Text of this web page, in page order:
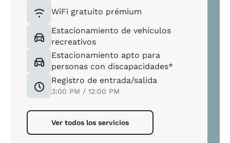
WiFi gratuito prémium
Estacionamiento de vehículos
recreativos
Estacionamiento apto para
personas con discapacidades*
Registro de entrada/salida
3:00 PM / 12:00 PM
Ver todos los servicios